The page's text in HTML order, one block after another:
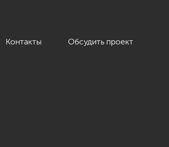
Контакты Обсудить проект